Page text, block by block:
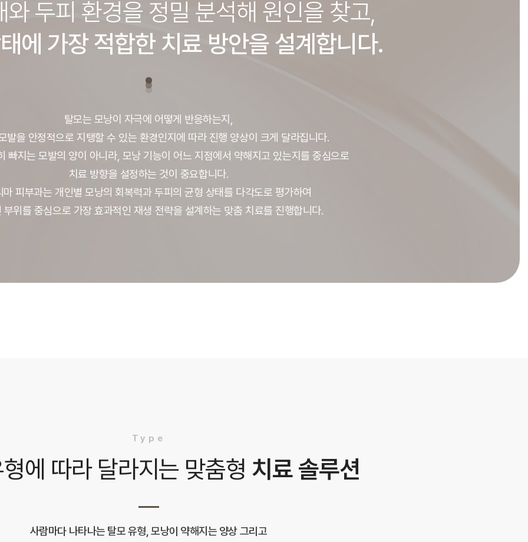
와 두피 환경을 정밀 분석해 원인을 찾고,
에 가장 적합한 치료 방안을 설계합니다.
탈모는 모낭이 자극에 어떻게 반응하는지,
발을 안정적으로 지탱할 수 있는 환경인지에 따라 진행 양상이 크게 달라집니다.
빠지는 모발의 양이 아니라, 모낭 기능이 어느 지점에서 약해지고 있는지를 중심으로
치료 방향을 설정하는 것이 중요합니다.
마 피부과는 개인별 모낭의 회복력과 두피의 균형 상태를 다각도로 평가하여
부위를 중심으로 가장 효과적인 재생 전략을 설계하는 맞춤 치료를 진행합니다.
Type
에 따라 달라지는 맞춤형 치료 솔루션
사람마다 나타나는 탈모 유형, 모낭이 약해지는 양상 그리고